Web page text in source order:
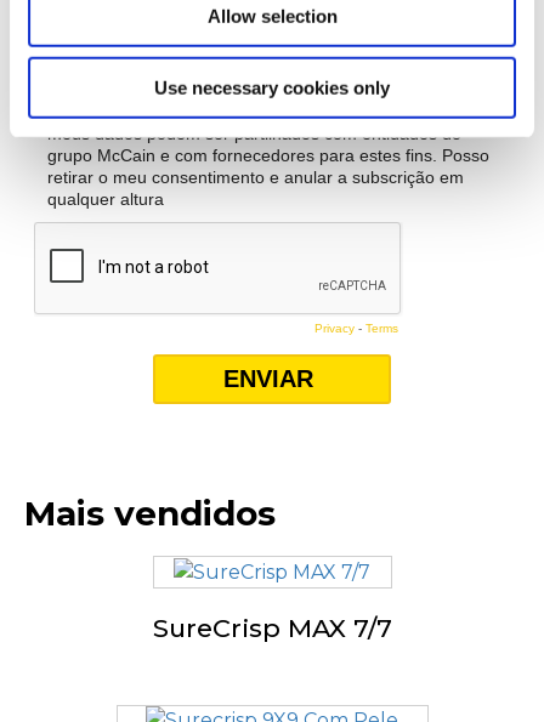
Allow selection
Use necessary cookies only
Mais vendidos
SureCrisp MAX 7/7